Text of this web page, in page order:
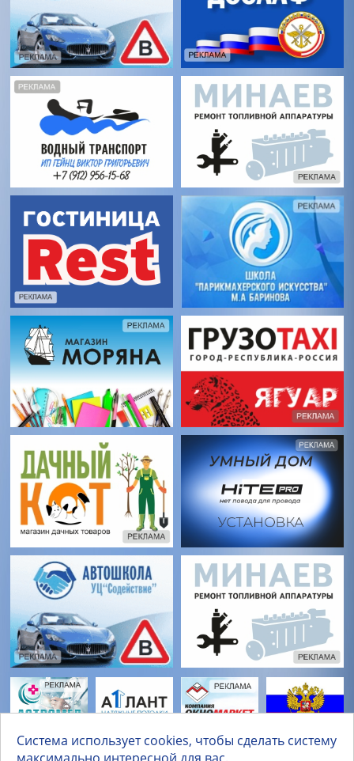
Система использует cookies, чтобы сделать систему